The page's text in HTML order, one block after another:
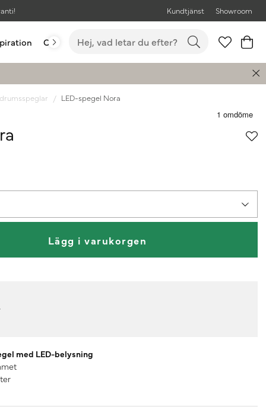
Kundtjänst Showroom
Outlet Bästsäljare
LED-spegel Nora
Lägg i varukorgen
med LED-belysning